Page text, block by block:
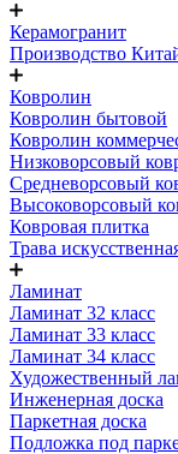
Керамогранит
Производство
Ковролин
Ковролин бытовой
Ковролин
Низковорсовый
Средневорсовый
Высоковорсовый
Ковровая плитка
Трава
Ламинат
Ламинат 32 класс
Ламинат 33 класс
Ламинат 34 класс
Художественный
Инженерная доска
Паркетная доска
Подложка под